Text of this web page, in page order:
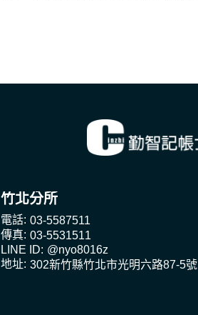
竹北分所
電話: 03-5587511
傳真: 03-5531511
LINE ID: @nyo8016z
地址: 302新竹縣竹北市光明六路87-5號